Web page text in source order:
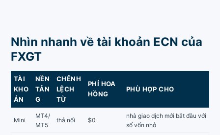
Nhìn nhanh về tài khoản ECN của
FXGT
TÀI
KHO
ẢN
NỀN
TẢN
G
CHÊNH
LỆCH
TỪ
PHÍ HOA
HỒNG
PHÙ HỢP CHO
Mini
MT4/
MT5
thả nổi $0
nhà giao dịch mới bắt đầu với
số vốn nhỏ